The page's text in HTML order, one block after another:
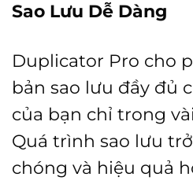
Sao Lưu Dễ Dàng
Duplicator Pro cho
bản sao lưu đầy đủ
của bạn chỉ trong
Quá trình sao lưu
chóng và hiệu quả